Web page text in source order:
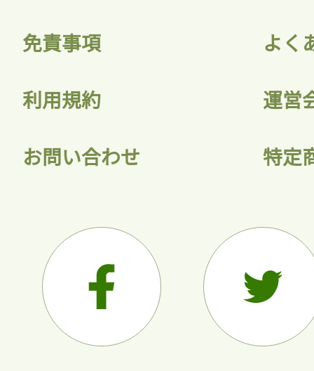
免責事項 よく
利用規約 運営
お問い合わせ 特定